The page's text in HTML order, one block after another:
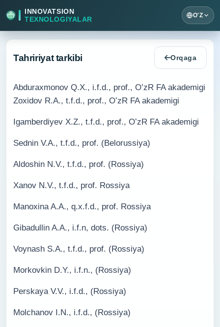
INNOVATSION
TEXNOLOGIYALAR
O'Z
Tahririyat tarkibi Orqaga
Abduraxmonov Q.X., i.f.d., prof., OʻzR FA akademigi
Zoxidov R.A., t.f.d., prof., OʻzR FA akademigi
Igamberdiyev X.Z., t.f.d., prof., OʻzR FA akademigi
Sednin V.A., t.f.d., prof. (Belorussiya)
Aldoshin N.V., t.f.d., prof. (Rossiya)
Xanov N.V., t.f.d., prof. Rossiya
Manoxina A.A., q.x.f.d., prof. Rossiya
Gibadullin A.A., i.f.n, dots. (Rossiya)
Voynash S.A., t.f.d., prof. (Rossiya)
Morkovkin D.Y., i.f.n., (Rossiya)
Perskaya V.V., i.f.d., (Rossiya)
Molchanov I.N., i.f.d., (Rossiya)